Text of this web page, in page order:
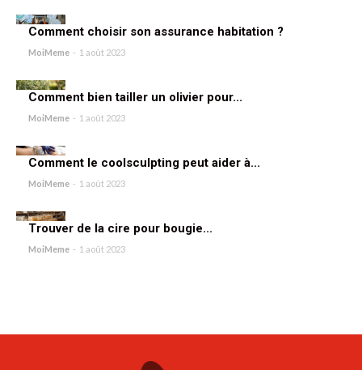
Comment choisir son assurance habitation ?
MoiMeme - 1 août 2023
Comment bien tailler un olivier pour...
MoiMeme - 1 août 2023
Comment le coolsculpting peut aider à...
MoiMeme - 1 août 2023
Trouver de la cire pour bougie...
MoiMeme - 1 août 2023